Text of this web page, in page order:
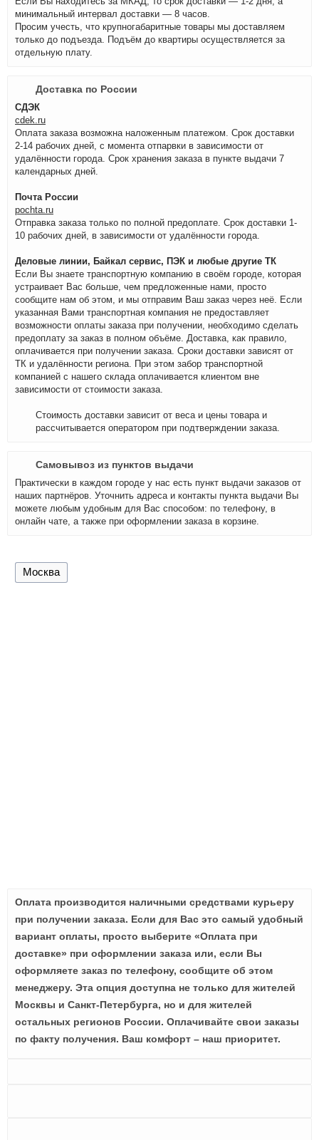
минимальный интервал доставки — 8 часов.
Просим учесть, что крупногабаритные товары мы доставляем
только до подъезда. Подъём до квартиры осуществляется за
отдельную плату.
Доставка по России
СДЭК
cdek.ru
Оплата заказа возможна наложенным платежом. Срок доставки
2-14 рабочих дней, с момента отпарвки в зависимости от
удалённости города. Срок хранения заказа в пункте выдачи 7
календарных дней.
Почта России
pochta.ru
Отправка заказа только по полной предоплате. Срок доставки 1-
10 рабочих дней, в зависимости от удалённости города.
Деловые линии, Байкал сервис, ПЭК и любые другие ТК
Если Вы знаете транспортную компанию в своём городе, которая
устраивает Вас больше, чем предложенные нами, просто
сообщите нам об этом, и мы отправим Ваш заказ через неё. Если
указанная Вами транспортная компания не предоставляет
возможности оплаты заказа при получении, необходимо сделать
предоплату за заказ в полном объёме. Доставка, как правило,
оплачивается при получении заказа. Сроки доставки зависят от
ТК и удалённости региона. При этом забор транспортной
компанией с нашего склада оплачивается клиентом вне
зависимости от стоимости заказа.
Стоимость доставки зависит от веса и цены товара и
рассчитывается оператором при подтверждении заказа.
Самовывоз из пунктов выдачи
Практически в каждом городе у нас есть пункт выдачи заказов от
наших партнёров. Уточнить адреса и контакты пункта выдачи Вы
можете любым удобным для Вас способом: по телефону, в
онлайн чате, а также при оформлении заказа в корзине.
Москва
Оплата производится наличными средствами курьеру
при получении заказа. Если для Вас это самый удобный
вариант оплаты, просто выберите «Оплата при
доставке» при оформлении заказа или, если Вы
оформляете заказ по телефону, сообщите об этом
менеджеру. Эта опция доступна не только для жителей
Москвы и Санкт-Петербурга, но и для жителей
остальных регионов России. Оплачивайте свои заказы
по факту получения. Ваш комфорт – наш приоритет.